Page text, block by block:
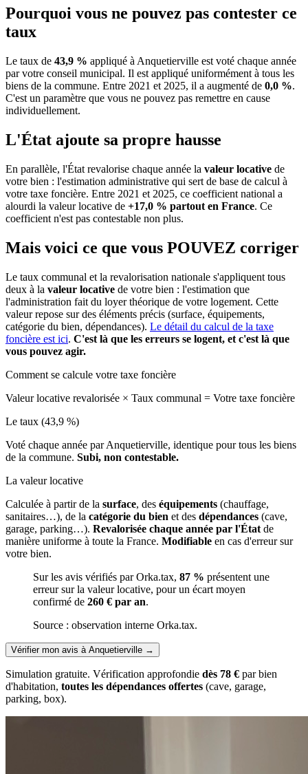
Pourquoi vous ne pouvez pas contester ce
taux
Le taux de 43,9 % appliqué à Anquetierville est voté chaque année
par votre conseil municipal. Il est appliqué uniformément à tous les
biens de la commune. Entre 2021 et 2025, il a augmenté de 0,0 %.
C'est un paramètre que vous ne pouvez pas remettre en cause
individuellement.
L'État ajoute sa propre hausse
En parallèle, l'État revalorise chaque année la valeur locative de
votre bien : l'estimation administrative qui sert de base de calcul à
votre taxe foncière. Entre 2021 et 2025, ce coefficient national a
alourdi la valeur locative de +17,0 % partout en France. Ce
coefficient n'est pas contestable non plus.
Mais voici ce que vous POUVEZ corriger
Le taux communal et la revalorisation nationale s'appliquent tous
deux à la valeur locative de votre bien : l'estimation que
l'administration fait du loyer théorique de votre logement. Cette
valeur repose sur des éléments précis (surface, équipements,
catégorie du bien, dépendances). Le détail du calcul de la taxe
foncière est ici. C'est là que les erreurs se logent, et c'est là que
vous pouvez agir.
Comment se calcule votre taxe foncière
Valeur locative revalorisée × Taux communal = Votre taxe foncière
Le taux (43,9 %)
Voté chaque année par Anquetierville, identique pour tous les biens
de la commune. Subi, non contestable.
La valeur locative
Calculée à partir de la surface, des équipements (chauffage,
sanitaires…), de la catégorie du bien et des dépendances (cave,
garage, parking…). Revalorisée chaque année par l'État de
manière uniforme à toute la France. Modifiable en cas d'erreur sur
votre bien.
Sur les avis vérifiés par Orka.tax, 87 % présentent une
erreur sur la valeur locative, pour un écart moyen
confirmé de 260 € par an.
Source : observation interne Orka.tax.
Vérifier mon avis à Anquetierville →
Simulation gratuite. Vérification approfondie dès 78 € par bien
d'habitation, toutes les dépendances offertes (cave, garage,
parking, box).